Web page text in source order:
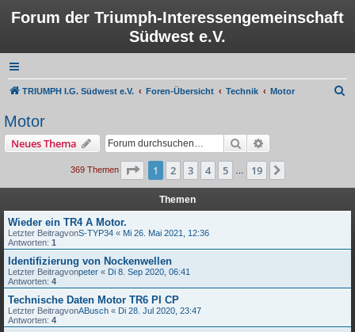
Forum der Triumph-Interessengemeinschaft
Südwest e.V.
TRIUMPH I.G. Südwest e.V. Foren-Übersicht Technik Motor
Motor
Neues Thema Suche
369 Themen Seite 1von 19
1 2 3 4 5 19
Themen
Wieder ein TR4 A Motor.
Letzter BeitragvonS-TYP34 « Mi 26. Mai 2021, 12:36
Antworten: 1
Identifizierung von Nockenwellen
Letzter Beitragvonpeter « Di 8. Sep 2020, 06:41
Antworten: 4
Technische Daten Motor TR6 PI CP
Letzter BeitragvonABusch « Di 28. Jul 2020, 23:47
Antworten: 4